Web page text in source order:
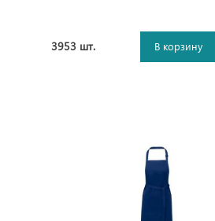
3953 шт. В корзину